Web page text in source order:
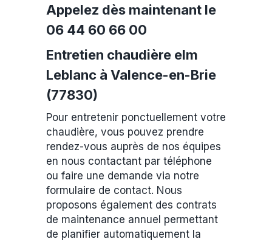
Appelez dès maintenant le
06 44 60 66 00
Entretien chaudière elm
Leblanc à Valence-en-Brie
(77830)
Pour entretenir ponctuellement votre
chaudière, vous pouvez prendre
rendez-vous auprès de nos équipes
en nous contactant par téléphone
ou faire une demande via notre
formulaire de contact. Nous
proposons également des contrats
de maintenance annuel permettant
de planifier automatiquement la